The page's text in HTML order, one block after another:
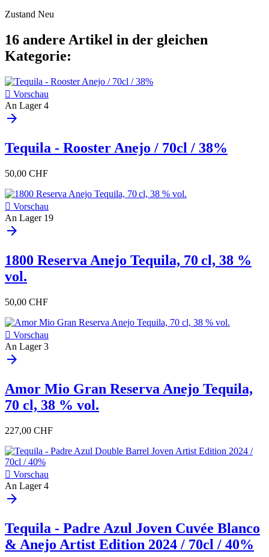
Zustand Neu
16 andere Artikel in der gleichen
Kategorie:
 Vorschau
An Lager 4
arrow_forward
Tequila - Rooster Anejo / 70cl / 38%
50,00 CHF
 Vorschau
An Lager 19
arrow_forward
1800 Reserva Anejo Tequila, 70 cl, 38 %
vol.
50,00 CHF
 Vorschau
An Lager 3
arrow_forward
Amor Mio Gran Reserva Anejo Tequila,
70 cl, 38 % vol.
227,00 CHF
 Vorschau
An Lager 4
arrow_forward
Tequila - Padre Azul Joven Cuvée Blanco
& Anejo Artist Edition 2024 / 70cl / 40%